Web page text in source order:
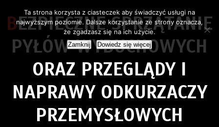
BEZPIECZNE SPRZĄTANIE
PYŁÓW WYBUCHOWYCH
ORAZ PRZEGLĄDY I
NAPRAWY ODKURZACZY
PRZEMYSŁOWYCH
Ta strona korzysta z ciasteczek aby świadczyć usługi na
najwyższym poziomie. Dalsze korzystanie ze strony oznacza,
że zgadzasz się na ich użycie.
Zamknij Dowiedz się więcej